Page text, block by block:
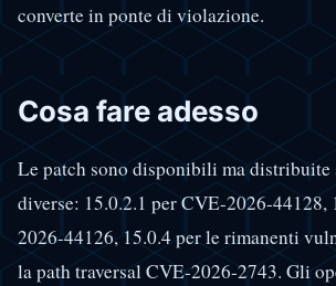
converte in ponte di violazione.
Cosa fare adesso
Le patch sono disponibili ma distribuite
diverse: 15.0.2.1 per CVE-2026-44128,
2026-44126, 15.0.4 per le rimanenti
la path traversal CVE-2026-2743. Gli